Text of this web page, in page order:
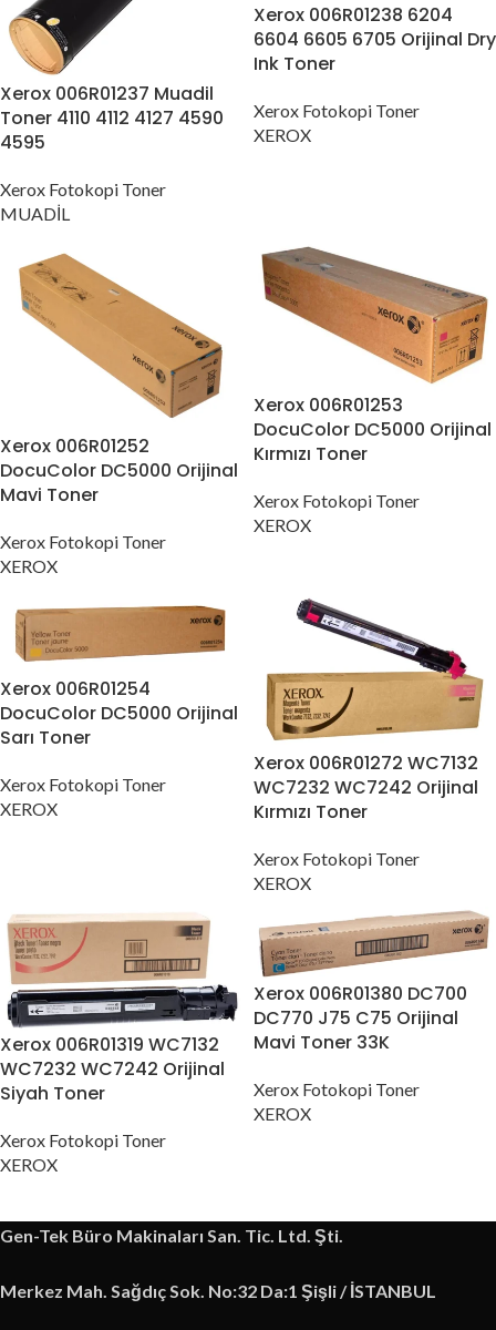
Xerox 006R01237 Muadil
Toner 4110 4112 4127 4590
4595
Xerox Fotokopi Toner
MUADİL
Xerox 006R01238 6204
6604 6605 6705 Orijinal Dry
Ink Toner
Xerox Fotokopi Toner
XEROX
Xerox 006R01252
DocuColor DC5000 Orijinal
Mavi Toner
Xerox Fotokopi Toner
XEROX
Xerox 006R01253
DocuColor DC5000 Orijinal
Kırmızı Toner
Xerox Fotokopi Toner
XEROX
Xerox 006R01254
DocuColor DC5000 Orijinal
Sarı Toner
Xerox Fotokopi Toner
XEROX
Xerox 006R01272 WC7132
WC7232 WC7242 Orijinal
Kırmızı Toner
Xerox Fotokopi Toner
XEROX
Xerox 006R01319 WC7132
WC7232 WC7242 Orijinal
Siyah Toner
Xerox Fotokopi Toner
XEROX
Xerox 006R01380 DC700
DC770 J75 C75 Orijinal
Mavi Toner 33K
Xerox Fotokopi Toner
XEROX
Gen-Tek Büro Makinaları San. Tic. Ltd. Şti.
Merkez Mah. Sağdıç Sok. No:32 Da:1 Şişli / İSTANBUL